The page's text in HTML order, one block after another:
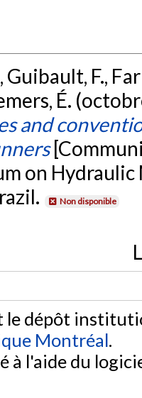
Guibault, F.,
É.
and
on Hydraulic
Non disponible
le dépôt
Montréal.
à l'aide du